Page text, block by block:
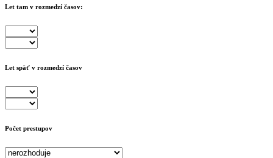
Let tam v rozmedzí časov:
Let späť v rozmedzí časov
Počet prestupov